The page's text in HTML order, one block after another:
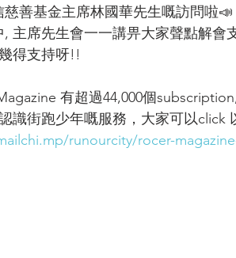
慈善基金主席林國華先生嘅訪問啦📣
, 主席先生會一一講畀大家聲點解
得支持呀!!
有超過44,000個
識街跑少年嘅服務，大家可以click
runourcity/rocer-